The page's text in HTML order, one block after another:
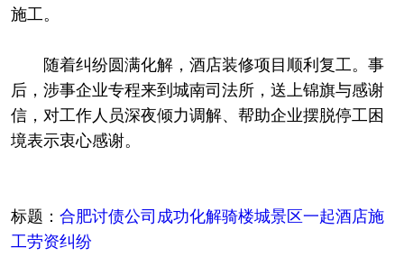
施工。
随着纠纷圆满化解，酒店装修项目顺利复工。事
后，涉事企业专程来到城南司法所，送上锦旗与感谢
信，对工作人员深夜倾力调解、帮助企业摆脱停工困
境表示衷心感谢。
标题： 合肥讨债公司成功化解骑楼城景区一起酒店施
工劳资纠纷